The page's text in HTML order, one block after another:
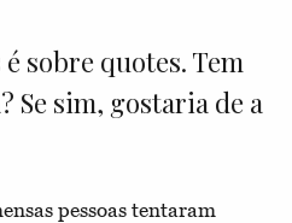
sobre quotes. Tem
Se sim, gostaria de a
pessoas tentaram